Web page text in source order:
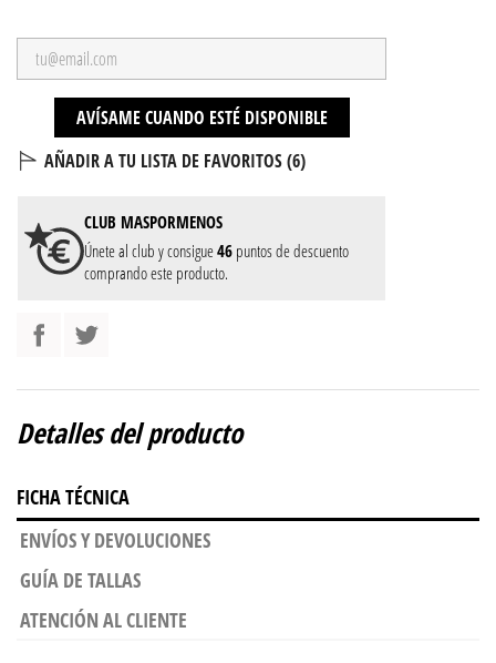
AVÍSAME CUANDO ESTÉ DISPONIBLE
AÑADIR A TU LISTA DE FAVORITOS (6)
CLUB MASPORMENOS
Únete al club y consigue46 puntos de descuento
comprando este producto.
Detalles del producto
FICHA TÉCNICA
ENVÍOS Y DEVOLUCIONES
GUÍA DE TALLAS
ATENCIÓN AL CLIENTE